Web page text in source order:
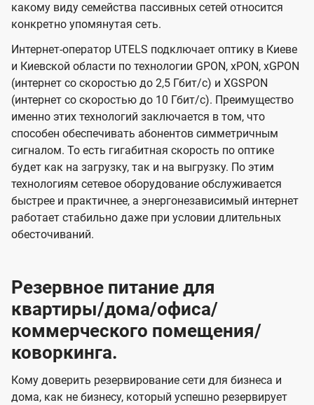
какому виду семейства пассивных сетей относится
конкретно упомянутая сеть.
Интернет-оператор UTELS подключает оптику в Киеве
и Киевской области по технологии GPON, xPON, xGPON
(интернет со скоростью до 2,5 Гбит/с) и XGSPON
(интернет со скоростью до 10 Гбит/с). Преимущество
именно этих технологий заключается в том, что
способен обеспечивать абонентов симметричным
сигналом. То есть гигабитная скорость по оптике
будет как на загрузку, так и на выгрузку. По этим
технологиям сетевое оборудование обслуживается
быстрее и практичнее, а энергонезависимый интернет
работает стабильно даже при условии длительных
обесточиваний.
Резервное питание для
квартиры/дома/офиса/
коммерческого помещения/
коворкинга.
Кому доверить резервирование сети для бизнеса и
дома, как не бизнесу, который успешно резервирует